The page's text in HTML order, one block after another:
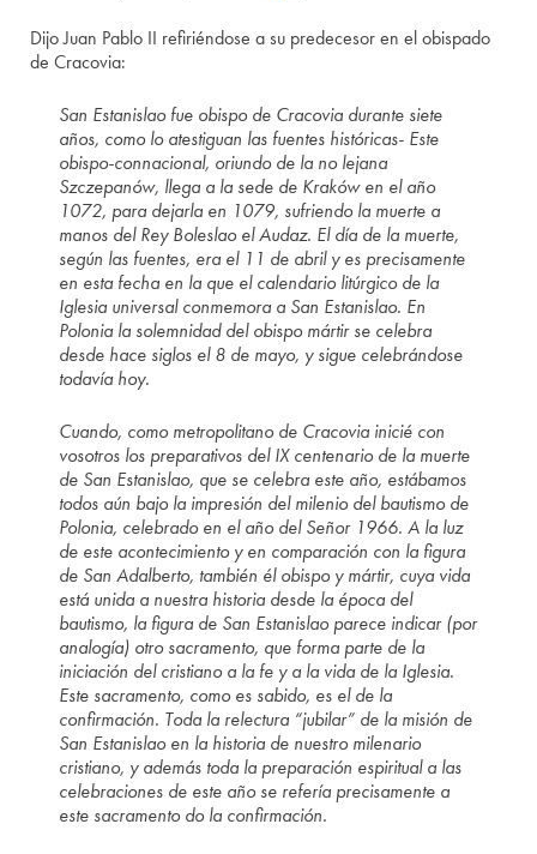
Dijo Juan Pablo II refiriéndose a su predecesor en el obispado
de Cracovia:
San Estanislao fue obispo de Cracovia durante siete
años, como lo atestiguan las fuentes históricas- Este
obispo-connacional, oriundo de la no lejana
Szczepanów, llega a la sede de Kraków en el año
1072, para dejarla en 1079, sufriendo la muerte a
manos del Rey Boleslao el Audaz. El día de la muerte,
según las fuentes, era el 11 de abril y es precisamente
en esta fecha en la que el calendario litúrgico de la
Iglesia universal conmemora a San Estanislao. En
Polonia la solemnidad del obispo mártir se celebra
desde hace siglos el 8 de mayo, y sigue celebrándose
todavía hoy.
Cuando, como metropolitano de Cracovia inicié con
vosotros los preparativos del IX centenario de la muerte
de San Estanislao, que se celebra este año, estábamos
todos aún bajo la impresión del milenio del bautismo de
Polonia, celebrado en el año del Señor 1966. A la luz
de este acontecimiento y en comparación con la figura
de San Adalberto, también él obispo y mártir, cuya vida
está unida a nuestra historia desde la época del
bautismo, la figura de San Estanislao parece indicar (por
analogía) otro sacramento, que forma parte de la
iniciación del cristiano a la fe y a la vida de la Iglesia.
Este sacramento, como es sabido, es el de la
confirmación. Toda la relectura “jubilar” de la misión de
San Estanislao en la historia de nuestro milenario
cristiano, y además toda la preparación espiritual a las
celebraciones de este año se refería precisamente a
este sacramento do la confirmación.